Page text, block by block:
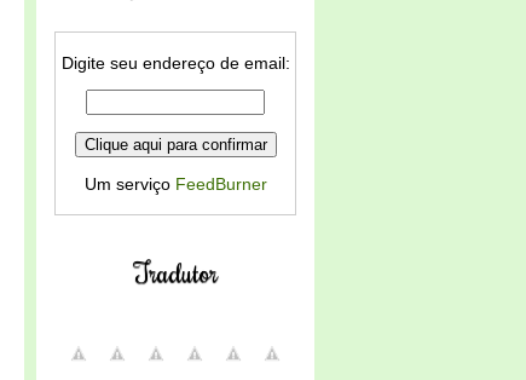
Digite seu endereço de email:
Um serviço FeedBurner
Tradutor